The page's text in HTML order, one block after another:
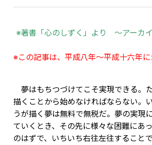
※著書「心のしずく」より ～アーカ
※この記事は、平成八年～平成十六年
夢はもちつづけてこそ実現できる。
描くことから始めなければならない。
うが描く夢は無料で無税だ。夢の実現
ていくとき、その先に様々な困難にあ
のはずで、いちいち右往左往することで